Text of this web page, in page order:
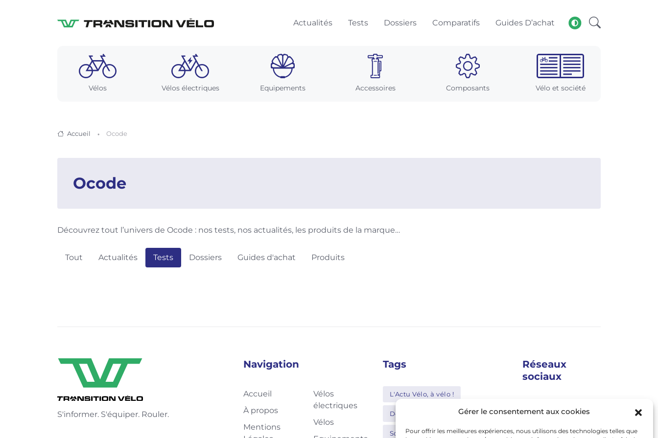
Gérer le consentement aux cookies
Pour offrir les meilleures expériences, nous utilisons des technologies telles que
Actualités Tests Dossiers Comparatifs Guides D’achat
Vélos Vélos électriques Equipements Accessoires Composants Vélo et société
Accueil Ocode
Ocode
Découvrez tout l’univers de Ocode : nos tests, nos actualités, les produits de la marque…
Tout Actualités Tests Dossiers Guides d'achat Produits
S'informer. S'équiper. Rouler.
Navigation
Accueil
À propos
Mentions
Vélos
électriques
Vélos
Tags
L'Actu Vélo, à vélo !
Decathlon Shimano
Schwalbe Bosch
Réseaux
sociaux